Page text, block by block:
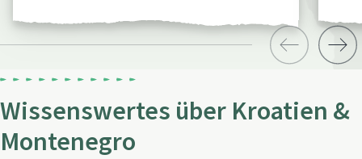
Wissenswertes über Kroatien &
Montenegro